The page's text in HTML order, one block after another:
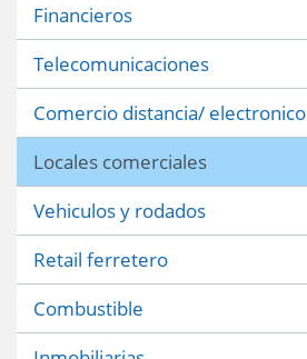
Financieros
Telecomunicaciones
Comercio distancia/ electronico
Locales comerciales
Vehiculos y rodados
Retail ferretero
Combustible